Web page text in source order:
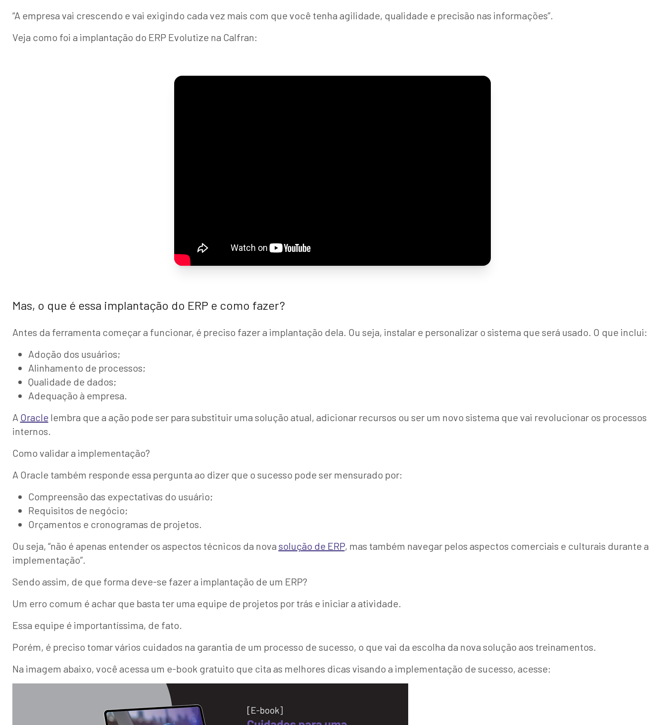
“A empresa vai crescendo e vai exigindo cada vez mais com que você tenha agilidade, qualidade e precisão nas informações”.
Veja como foi a implantação do ERP Evolutize na Calfran:
Mas, o que é essa implantação do ERP e como fazer?
Antes da ferramenta começar a funcionar, é preciso fazer a implantação dela. Ou seja, instalar e personalizar o sistema que será usado. O que inclui:
Adoção dos usuários;
Alinhamento de processos;
Qualidade de dados;
Adequação à empresa.
A Oracle lembra que a ação pode ser para substituir uma solução atual, adicionar recursos ou ser um novo sistema que vai revolucionar os processos
internos.
Como validar a implementação?
A Oracle também responde essa pergunta ao dizer que o sucesso pode ser mensurado por:
Compreensão das expectativas do usuário;
Requisitos de negócio;
Orçamentos e cronogramas de projetos.
Ou seja, “não é apenas entender os aspectos técnicos da nova solução de ERP, mas também navegar pelos aspectos comerciais e culturais durante a
implementação”.
Sendo assim, de que forma deve-se fazer a implantação de um ERP?
Um erro comum é achar que basta ter uma equipe de projetos por trás e iniciar a atividade.
Essa equipe é importantíssima, de fato.
Porém, é preciso tomar vários cuidados na garantia de um processo de sucesso, o que vai da escolha da nova solução aos treinamentos.
Na imagem abaixo, você acessa um e-book gratuito que cita as melhores dicas visando a implementação de sucesso, acesse: